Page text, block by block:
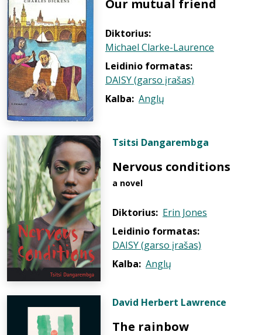
Our mutual friend
Diktorius:
Michael Clarke-Laurence
Leidinio formatas:
DAISY (garso įrašas)
Kalba: Anglų
Tsitsi Dangarembga
Nervous conditions
a novel
Diktorius: Erin Jones
Leidinio formatas:
DAISY (garso įrašas)
Kalba: Anglų
David Herbert Lawrence
The rainbow